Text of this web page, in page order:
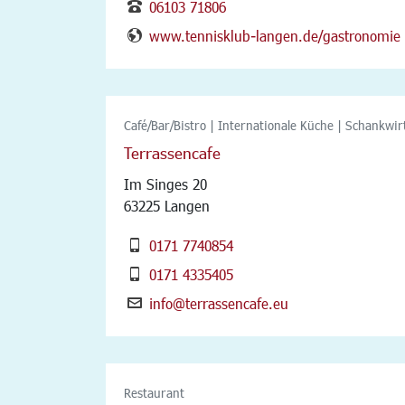
06103 71806
www.tennisklub-langen.de/gastronomie
Café/Bar/Bistro | Internationale Küche |
Terrassencafe
Im Singes 20
63225 Langen
0171 7740854
0171 4335405
info@terrassencafe.eu
Restaurant